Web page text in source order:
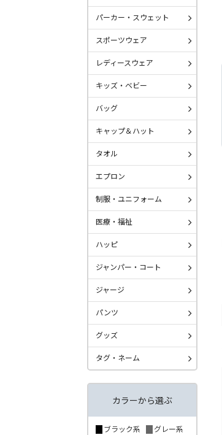
パーカー・スウェット
スポーツウェア
レディースウェア
キッズ・ベビー
バッグ
キャップ＆ハット
タオル
エプロン
制服・ユニフォーム
医療・福祉
ハッピ
ジャンパー・コート
ジャージ
パンツ
グッズ
タグ・ネーム
カラーから選ぶ
ブラック系 グレー系